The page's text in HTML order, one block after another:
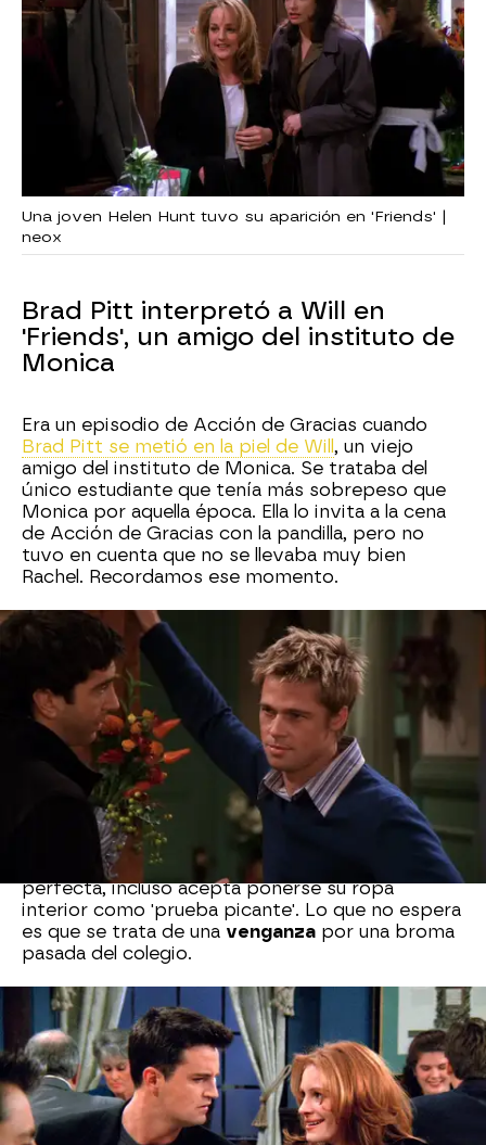
Una joven Helen Hunt tuvo su aparición en 'Friends' |
neox
Brad Pitt interpretó a Will en
'Friends', un amigo del instituto de
Monica
Era un episodio de Acción de Gracias cuando
Brad Pitt se metió en la piel de Will , un viejo
amigo del instituto de Monica. Se trataba del
único estudiante que tenía más sobrepeso que
Monica por aquella época. Ella lo invita a la cena
de Acción de Gracias con la pandilla, pero no
tuvo en cuenta que no se llevaba muy bien
Rachel. Recordamos ese momento.
Julia Roberts se metió en la piel
de Susie, compañera de clase de
Chandler
En la segunda temporada de 'Friends',Julia
Robertsinterpreta a Susie Moss, compañera de
clase deChandler
en el colegio. Por casualidades
de la vida, ambos se encuentran y deciden iniciar
una relación romántica. Chandler cree que es
perfecta, incluso acepta ponerse su ropa
interior como 'prueba picante'. Lo que no espera
es que se trata de una venganza por una broma
pasada del colegio.
George Clooney, el doctor
seductor que tuvo una cita con
Rachel y Monica